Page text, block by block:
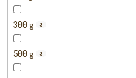
300 g 3
500 g 3